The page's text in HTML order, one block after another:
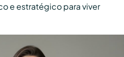
e estratégico para viver